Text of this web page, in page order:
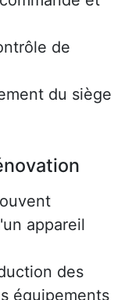
de
du siège
appareil
des
équipements